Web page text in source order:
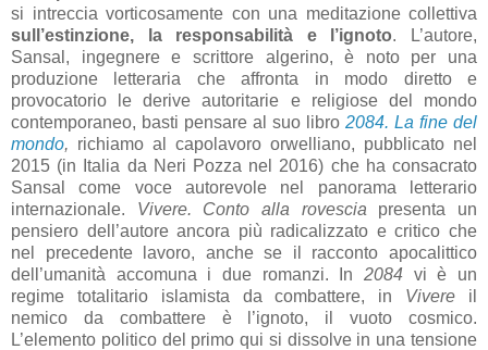
si intreccia vorticosamente con una meditazione collettiva
sull’estinzione, la responsabilità e l’ignoto. L’autore,
Sansal, ingegnere e scrittore algerino, è noto per una
produzione letteraria che affronta in modo diretto e
provocatorio le derive autoritarie e religiose del mondo
contemporaneo, basti pensare al suo libro 2084. La fine del
mondo, richiamo al capolavoro orwelliano, pubblicato nel
2015 (in Italia da Neri Pozza nel 2016) che ha consacrato
Sansal come voce autorevole nel panorama letterario
internazionale. Vivere. Conto alla rovescia presenta un
pensiero dell’autore ancora più radicalizzato e critico che
nel precedente lavoro, anche se il racconto apocalittico
dell’umanità accomuna i due romanzi. In 2084 vi è un
regime totalitario islamista da combattere, in Vivere il
nemico da combattere è l’ignoto, il vuoto cosmico.
L’elemento politico del primo qui si dissolve in una tensione